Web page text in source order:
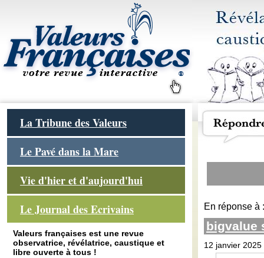
La Tribune des Valeurs
Le Pavé dans la Mare
Vie d'hier et d'aujourd'hui
Le Journal des Ecrivains
Valeurs françaises est une revue
observatrice, révélatrice, caustique et
libre ouverte à tous !
En réponse à :
bigvalue
12 janvier